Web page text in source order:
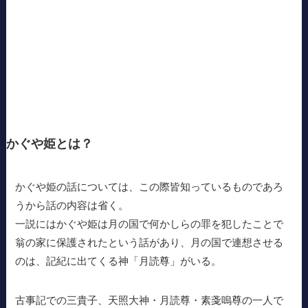
かぐや姫とは？
かぐや姫の話については、この際皆知っているものであろ
うから話の内容は省く。
一説にはかぐや姫は月の国で何かしらの罪を犯したことで
翁の家に保護されたという話があり、月の国で連想させる
のは、記紀に出てくる神「月読尊」がいる。
古事記での三貴子、天照大神・月読尊・素戔嗚尊の一人で